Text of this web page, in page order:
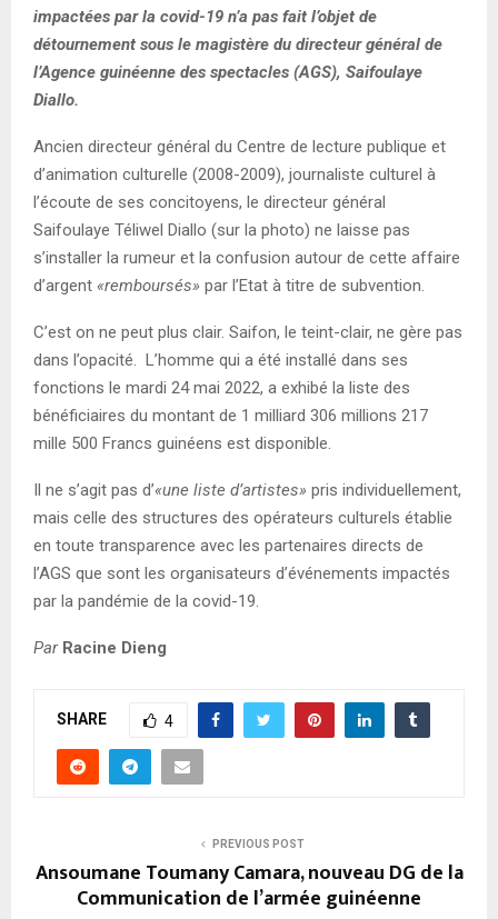
impactées par la covid-19 n’a pas fait l’objet de
détournement sous le magistère du directeur général de
l’Agence guinéenne des spectacles (AGS), Saifoulaye
Diallo.
Ancien directeur général du Centre de lecture publique et
d’animation culturelle (2008-2009), journaliste culturel à
l’écoute de ses concitoyens, le directeur général
Saifoulaye Téliwel Diallo (sur la photo) ne laisse pas
s’installer la rumeur et la confusion autour de cette affaire
d’argent «remboursés» par l’Etat à titre de subvention.
C’est on ne peut plus clair. Saifon, le teint-clair, ne gère pas
dans l’opacité. L’homme qui a été installé dans ses
fonctions le mardi 24 mai 2022, a exhibé la liste des
bénéficiaires du montant de 1 milliard 306 millions 217
mille 500 Francs guinéens est disponible.
Il ne s’agit pas d’«une liste d’artistes» pris individuellement,
mais celle des structures des opérateurs culturels établie
en toute transparence avec les partenaires directs de
l’AGS que sont les organisateurs d’événements impactés
par la pandémie de la covid-19.
Par Racine Dieng
SHARE 4
PREVIOUS POST
Ansoumane Toumany Camara, nouveau DG de la
Communication de l’armée guinéenne